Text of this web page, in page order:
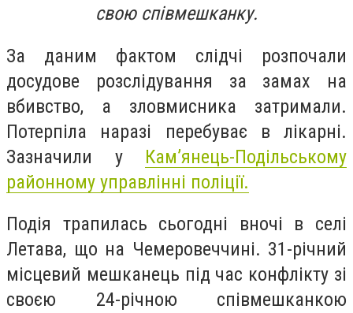
свою співмешканку.
За даним фактом слідчі розпочали
досудове розслідування за замах на
вбивство, а зловмисника затримали.
Потерпіла наразі перебуває в лікарні.
Зазначили у Кам’янець-Подільському
районному управлінні поліції.
Подія трапилась сьогодні вночі в селі
Летава, що на Чемеровеччині. 31-річний
місцевий мешканець під час конфлікту зі
своєю 24-річною співмешканкою